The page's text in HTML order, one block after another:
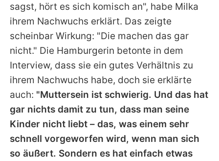
sagst, hört es sich komisch an", habe Milka
ihrem Nachwuchs erklärt. Das zeigte
scheinbar Wirkung: "Die machen das gar
nicht." Die Hamburgerin betonte in dem
Interview, dass sie ein gutes Verhältnis zu
ihrem Nachwuchs habe, doch sie erklärte
auch: "Muttersein ist schwierig. Und das hat
gar nichts damit zu tun, dass man seine
Kinder nicht liebt – das, was einem sehr
schnell vorgeworfen wird, wenn man sich
so äußert. Sondern es hat einfach etwas